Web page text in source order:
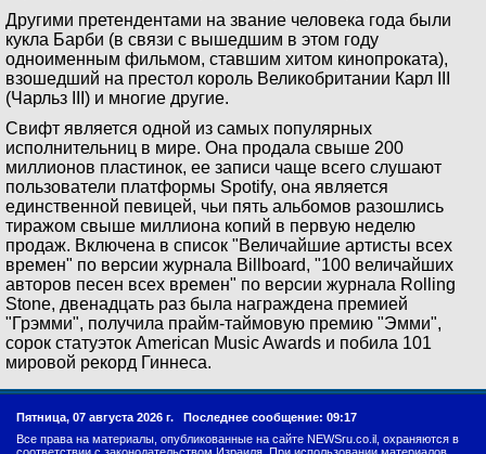
Другими претендентами на звание человека года были
кукла Барби (в связи с вышедшим в этом году
одноименным фильмом, ставшим хитом кинопроката),
взошедший на престол король Великобритании Карл III
(Чарльз III) и многие другие.
Свифт является одной из самых популярных
исполнительниц в мире. Она продала свыше 200
миллионов пластинок, ее записи чаще всего слушают
пользователи платформы Spotify, она является
единственной певицей, чьи пять альбомов разошлись
тиражом свыше миллиона копий в первую неделю
продаж. Включена в список "Величайшие артисты всех
времен" по версии журнала Billboard, "100 величайших
авторов песен всех времен" по версии журнала Rolling
Stone, двенадцать раз была награждена премией
"Грэмми", получила прайм-таймовую премию "Эмми",
сорок статуэток American Music Awards и побила 101
мировой рекорд Гиннеса.
Пятница, 07 августа 2026 г. Последнее сообщение: 09:17
Все права на материалы, опубликованные на сайте NEWSru.co.il, охраняются в